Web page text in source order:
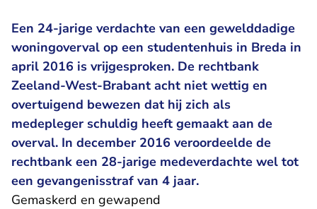
Een 24-jarige verdachte van een gewelddadige
woningoverval op een studentenhuis in Breda in
april 2016 is vrijgesproken. De rechtbank
Zeeland-West-Brabant acht niet wettig en
overtuigend bewezen dat hij zich als
medepleger schuldig heeft gemaakt aan de
overval. In december 2016 veroordeelde de
rechtbank een 28-jarige medeverdachte wel tot
een gevangenisstraf van 4 jaar.
Gemaskerd en gewapend